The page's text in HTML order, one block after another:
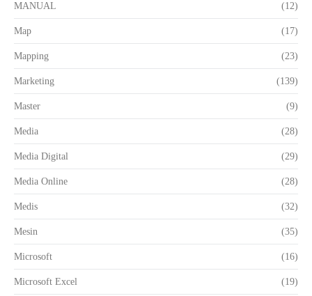
MANUAL (12)
Map (17)
Mapping (23)
Marketing (139)
Master (9)
Media (28)
Media Digital (29)
Media Online (28)
Medis (32)
Mesin (35)
Microsoft (16)
Microsoft Excel (19)